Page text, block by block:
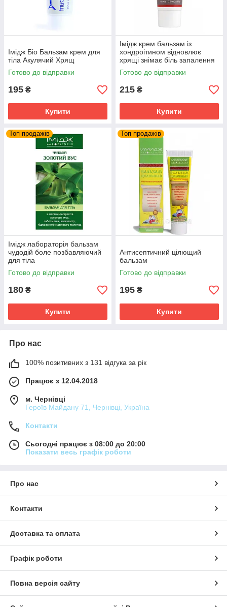
Імідж Біо Бальзам крем для
тіла Акулячий Хрящ
Готово до відправки
195 ₴
Купити
Імідж крем бальзам із
хондроітином відновлює
хрящі знімає біль запалення
суглобів та м'язів
Готово до відправки
215 ₴
Купити
Топ продажів
Імідж лабораторія бальзам
чудодій боле позбавляючий
для тіла
Готово до відправки
180 ₴
Купити
Топ продажів
Антисептичний цілющий
бальзам
Готово до відправки
195 ₴
Купити
Про нас
100% позитивних з 131 відгука за рік
Працює з 12.04.2018
м. Чернівці
Героїв Майдану 71, Чернівці, Україна
Контакти
Сьогодні працює з 08:00 до 20:00
Показати весь графік роботи
Про нас
Контакти
Доставка та оплата
Графік роботи
Повна версія сайту